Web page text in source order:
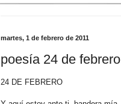
martes, 1 de febrero de 2011
poesía 24 de febrero
24 DE FEBRERO